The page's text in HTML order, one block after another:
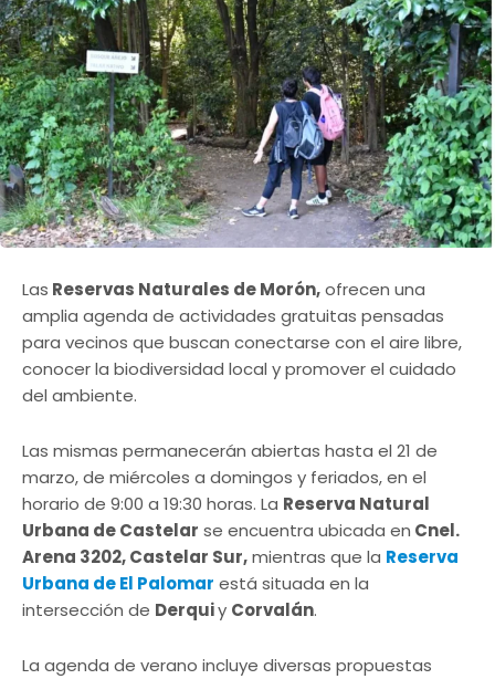
Las Reservas Naturales de Morón,ofrecen una
amplia agenda de actividades gratuitas pensadas
para vecinos que buscan conectarse con el aire libre,
conocer la biodiversidad local y promover el cuidado
del ambiente.
Las mismas permanecerán abiertas hasta el 21 de
marzo, de miércoles a domingos y feriados, en el
horario de 9:00 a 19:30 horas. La Reserva Natural
Urbana de Castelar se encuentra ubicada en Cnel.
Arena 3202, Castelar Sur,mientras que la Reserva
Urbana de El Palomar está situada en la
intersección de Derquiy Corvalán.
La agenda de verano incluye diversas propuestas